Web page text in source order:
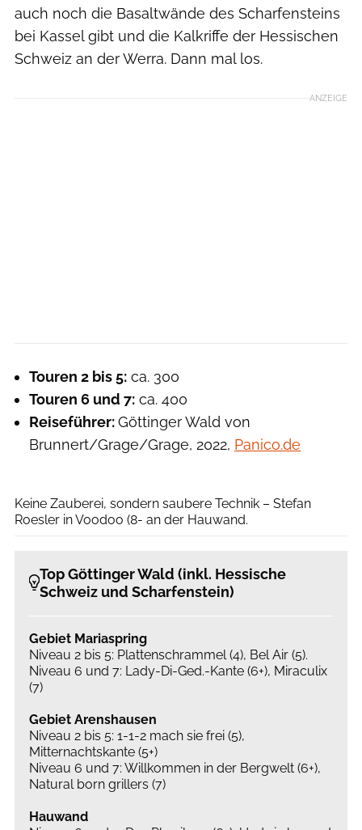
auch noch die Basaltwände des Scharfensteins
bei Kassel gibt und die Kalkriffe der Hessischen
Schweiz an der Werra. Dann mal los.
ANZEIGE
Touren 2 bis 5: ca. 300
Touren 6 und 7: ca. 400
Reiseführer:Göttinger Wald von
Brunnert/Grage/Grage, 2022, Panico.de
Keine Zauberei, sondern saubere Technik – Stefan
Roesler in Voodoo (8- an der Hauwand.
Top Göttinger Wald (inkl. Hessische
Schweiz und Scharfenstein)
Gebiet Mariaspring
Niveau 2 bis 5: Plattenschrammel (4), Bel Air (5).
Niveau 6 und 7: Lady-Di-Ged.-Kante (6+), Miraculix
(7)
Gebiet Arenshausen
Niveau 2 bis 5: 1-1-2 mach sie frei (5),
Mitternachtskante (5+)
Niveau 6 und 7: Willkommen in der Bergwelt (6+),
Natural born grillers (7)
Hauwand